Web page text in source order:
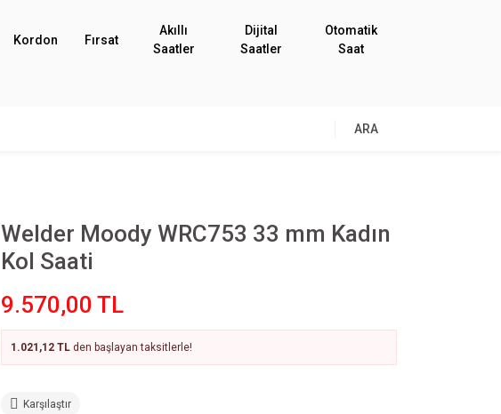
Kordon Fırsat
Akıllı
Saatler
Dijital
Saatler
Otomatik
Saat
ARA
Welder Moody WRC753 33 mm Kadın
Kol Saati
9.570,00 TL
1.021,12 TL den başlayan taksitlerle!
Karşılaştır